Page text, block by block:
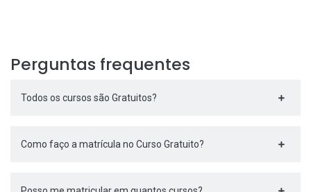
Perguntas frequentes
Todos os cursos são Gratuitos?
Como faço a matrícula no Curso Gratuito?